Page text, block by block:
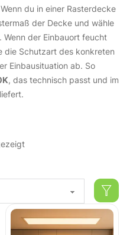
du in einer Rasterdecke
der Decke und wähle
Wenn der Einbauort feucht
die Schutzart des konkreten
Einbausituation ab. So
, das technisch passt und im